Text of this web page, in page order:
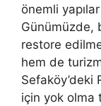
önemli
Günümüzde,
restore
hem de
Sefaköy’deki
için yok olma